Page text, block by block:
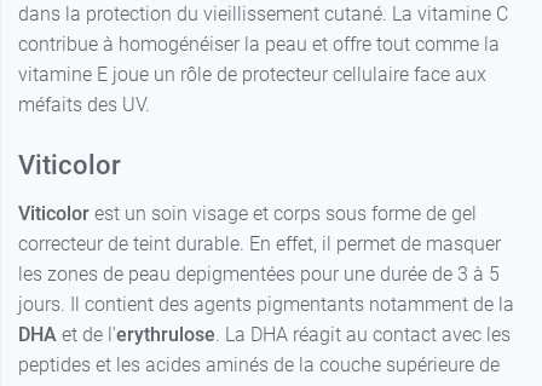
dans la protection du vieillissement cutané. La vitamine C
contribue à homogénéiser la peau et offre tout comme la
vitamine E joue un rôle de protecteur cellulaire face aux
méfaits des UV.
Viticolor
Viticolor est un soin visage et corps sous forme de gel
correcteur de teint durable. En effet, il permet de masquer
les zones de peau depigmentées pour une durée de 3 à 5
jours. Il contient des agents pigmentants notamment de la
DHA et de l'erythrulose . La DHA réagit au contact avec les
peptides et les acides aminés de la couche supérieure de